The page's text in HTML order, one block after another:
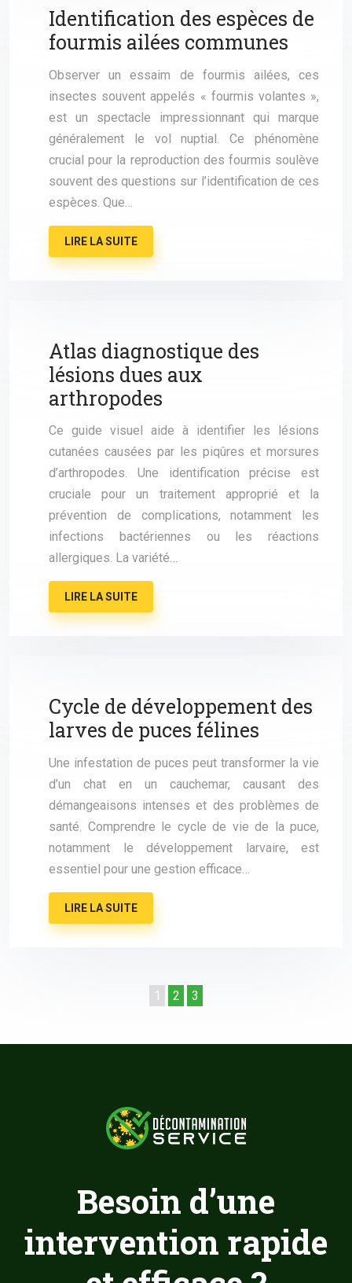
Identification des espèces de
fourmis ailées communes
Observer un essaim de fourmis ailées, ces
insectes souvent appelés « fourmis volantes »,
est un spectacle impressionnant qui marque
généralement le vol nuptial. Ce phénomène
crucial pour la reproduction des fourmis soulève
souvent des questions sur l’identification de ces
espèces. Que…
LIRE LA SUITE
Atlas diagnostique des
lésions dues aux
arthropodes
Ce guide visuel aide à identifier les lésions
cutanées causées par les piqûres et morsures
d’arthropodes. Une identification précise est
cruciale pour un traitement approprié et la
prévention de complications, notamment les
infections bactériennes ou les réactions
allergiques. La variété…
LIRE LA SUITE
Cycle de développement des
larves de puces félines
Une infestation de puces peut transformer la vie
d’un chat en un cauchemar, causant des
démangeaisons intenses et des problèmes de
santé. Comprendre le cycle de vie de la puce,
notamment le développement larvaire, est
essentiel pour une gestion efficace…
LIRE LA SUITE
1 2 3
Besoin d’une
intervention rapide